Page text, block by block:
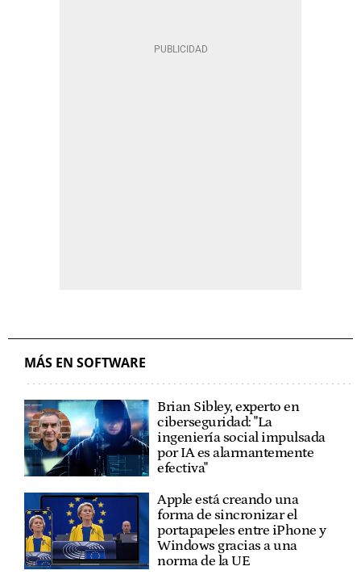
MÁS EN SOFTWARE
Brian Sibley, experto en
ciberseguridad: "La
ingeniería social impulsada
por IA es alarmantemente
efectiva"
Apple está creando una
forma de sincronizar el
portapapeles entre iPhone y
Windows gracias a una
norma de la UE